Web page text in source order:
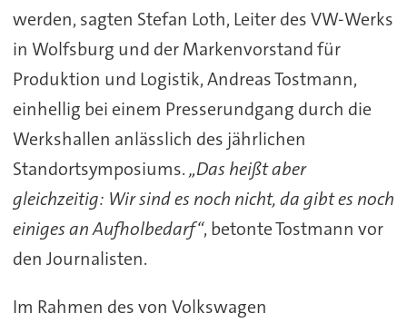
werden, sagten Stefan Loth, Leiter des VW-Werks
in Wolfsburg und der Markenvorstand für
Produktion und Logistik, Andreas Tostmann,
einhellig bei einem Presserundgang durch die
Werkshallen anlässlich des jährlichen
Standortsymposiums.„Das heißt aber
gleichzeitig: Wir sind es noch nicht, da gibt es noch
einiges an Aufholbedarf“, betonte Tostmann vor
den Journalisten.
Im Rahmen des von Volkswagen